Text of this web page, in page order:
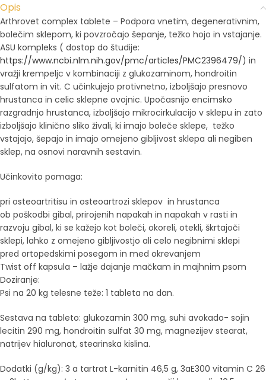
Opis
Arthrovet complex tablete – Podpora vnetim, degenerativnim,
bolečim sklepom, ki povzročajo šepanje, težko hojo in vstajanje.
ASU kompleks ( dostop do študije:
https://www.ncbi.nlm.nih.gov/pmc/articles/PMC2396479/) in
vražji krempeljc v kombinaciji z glukozaminom, hondroitin
sulfatom in vit. C učinkujejo protivnetno, izboljšajo presnovo
hrustanca in celic sklepne ovojnic. Upočasnijo encimsko
razgradnjo hrustanca, izboljšajo mikrocirkulacijo v sklepu in zato
izboljšajo klinično sliko živali, ki imajo boleče sklepe, težko
vstajajo, šepajo in imajo omejeno gibljivost sklepa ali negiben
sklep, na osnovi naravnih sestavin.
Učinkovito pomaga:
pri osteoartritisu in osteoartrozi sklepov in hrustanca
ob poškodbi gibal, prirojenih napakah in napakah v rasti in
razvoju gibal, ki se kažejo kot boleči, okoreli, otekli, škrtajoči
sklepi, lahko z omejeno gibljivostjo ali celo negibnimi sklepi
pred ortopedskimi posegom in med okrevanjem
Twist off kapsula – lažje dajanje mačkam in majhnim psom
Doziranje:
Psi na 20 kg telesne teže: 1 tableta na dan.
Sestava na tableto: glukozamin 300 mg, suhi avokado- sojin
lecitin 290 mg, hondroitin sulfat 30 mg, magnezijev stearat,
natrijev hialuronat, stearinska kislina.
Dodatki (g/kg): 3 a tartrat L-karnitin 46,5 g, 3aE300 vitamin C 26